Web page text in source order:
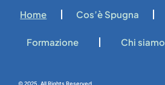
Home Cos’è Spugna
Formazione Chi siamo
© 2025. All Rights Reserved